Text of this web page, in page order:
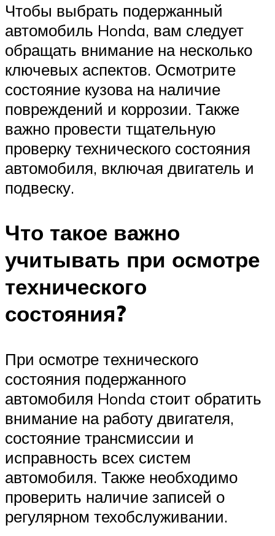
Чтобы выбрать подержанный
автомобиль Honda, вам следует
обращать внимание на несколько
ключевых аспектов. Осмотрите
состояние кузова на наличие
повреждений и коррозии. Также
важно провести тщательную
проверку технического состояния
автомобиля, включая двигатель и
подвеску.
Что такое важно
учитывать при осмотре
технического
состояния?
При осмотре технического
состояния подержанного
автомобиля Honda стоит обратить
внимание на работу двигателя,
состояние трансмиссии и
исправность всех систем
автомобиля. Также необходимо
проверить наличие записей о
регулярном техобслуживании.